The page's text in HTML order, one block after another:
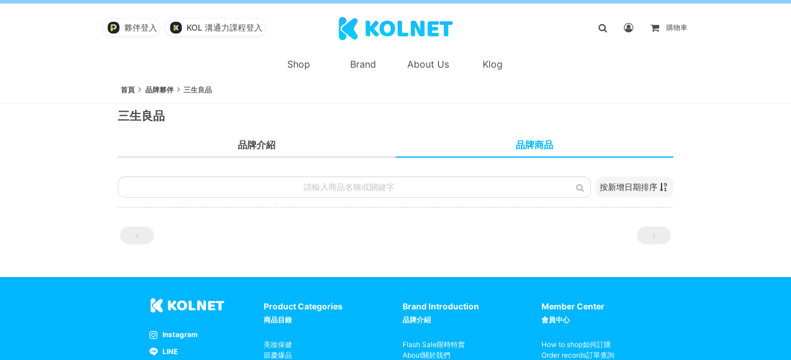
夥伴登入 KOL 溝通力課程登入 購物車
Shop Brand About Us Klog
首頁 品牌夥伴 三生良品
三生良品
品牌介紹 品牌商品
按新增日期排序
Instagram
LINE
Product Categories
商品目錄
美妝保健
節慶爆品
Brand Introduction
品牌介紹
Flash Sale限時特賣
About關於我們
Member Center
會員中心
How to shop如何訂購
Order records訂單查詢